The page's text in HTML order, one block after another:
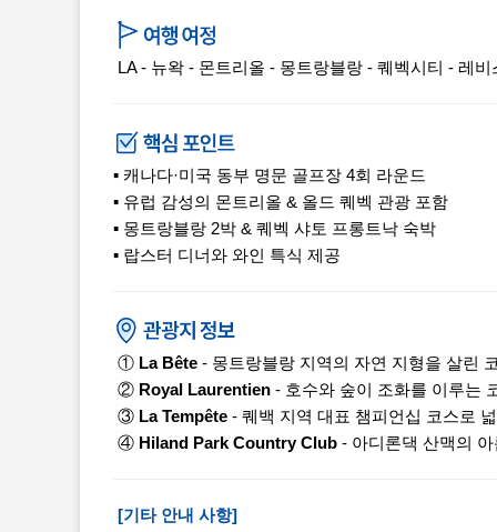
LA - 뉴왁 - 몬트리올 - 몽트랑블랑 - 퀘벡시티 - 레
▪ 캐나다·미국 동부 명문 골프장 4회 라운드
▪ 유럽 감성의 몬트리올 & 올드 퀘벡 관광 포함
▪ 몽트랑블랑 2박 & 퀘벡 샤토 프롱트낙 숙박
▪ 랍스터 디너와 와인 특식 제공
① La Bête - 몽트랑블랑 지역의 자연 지형을 살린
② Royal Laurentien - 호수와 숲이 조화를 이루는
③ La Tempête - 퀘백 지역 대표 챔피언십 코스로
④ Hiland Park Country Club - 아디론댁 산맥의
[기타 안내 사항]